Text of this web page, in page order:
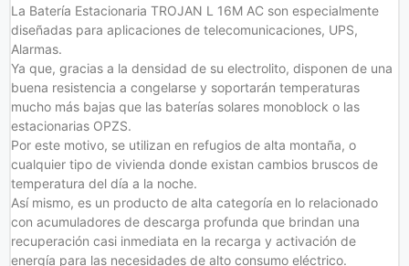
La Batería Estacionaria TROJAN L 16M AC son especialmente
diseñadas para aplicaciones de telecomunicaciones, UPS,
Alarmas.
Ya que, gracias a la densidad de su electrolito, disponen de una
buena resistencia a congelarse y soportarán temperaturas
mucho más bajas que las baterías solares monoblock o las
estacionarias OPZS.
Por este motivo, se utilizan en refugios de alta montaña, o
cualquier tipo de vivienda donde existan cambios bruscos de
temperatura del día a la noche.
Así mismo, es un producto de alta categoría en lo relacionado
con acumuladores de descarga profunda que brindan una
recuperación casi inmediata en la recarga y activación de
energía para las necesidades de alto consumo eléctrico.